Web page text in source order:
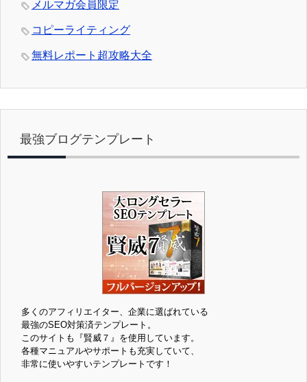
メルマガ会員限定
コピーライティング
無料レポート超攻略大全
最強ブログテンプレート
多くのアフィリエイター、企業に選ばれている
最強のSEO対策済テンプレート。
このサイトも『賢威７』を使用しています。
各種マニュアルやサポートも充実していて、
非常に使いやすいテンプレートです！